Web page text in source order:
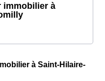
immobilier à
à Saint-Hilaire-